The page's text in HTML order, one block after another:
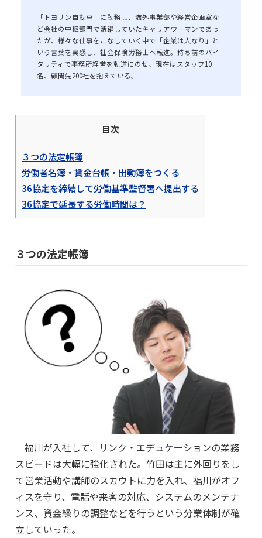
「トヨサン自動車」に勤務し、海外事業部や経営企画室な
ど会社の中枢部門で活躍していたキャリアウーマンであっ
たが、様々な仕事をこなしていく中で「企業は人なり」と
いう言葉を実感し、社会保険労務士へ転進。持ち前のバイ
タリティで事務所経営を軌道にのせ、現在はスタッフ10
名、顧問先200社を抱えている。
目次
３つの法定帳簿
労働者名簿・賃金台帳・出勤簿をつくる
36協定を締結して労働基準監督署へ提出する
36協定で延長する労働時間は？
３つの法定帳簿
福川が入社して、リンク・エデュケーションの業務
スピードは大幅に強化された。竹田は主に外回りをし
て営業活動や講師のスカウトに力を入れ、福川がオフ
ィスを守り、電話や来客の対応、システムのメンテナ
ンス、資金繰りの調整などを行うという分業体制が確
立していった。